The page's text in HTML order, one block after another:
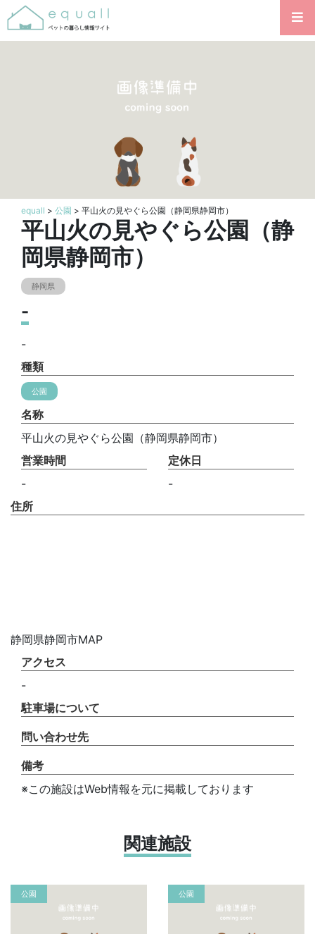
equall > 公園 > 平山火の見やぐら公園（静岡県静岡市）
平山火の見やぐら公園（静
岡県静岡市）
静岡県
-
-
種類
公園
名称
平山火の見やぐら公園（静岡県静岡市）
営業時間
-
定休日
-
住所
静岡県静岡市MAP
アクセス
-
駐車場について
問い合わせ先
備考
※この施設はWeb情報を元に掲載しております
関連施設
公園 公園